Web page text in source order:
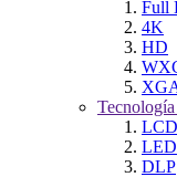
Full
4K
HD
LCD
LED
DLP